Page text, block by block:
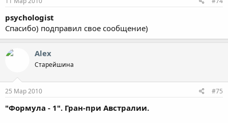
psychologist
Спасибо) подправил свое сообщение)
Alex
Старейшина
25 Мар 2010 #75
"Формула - 1". Гран-при Австралии.